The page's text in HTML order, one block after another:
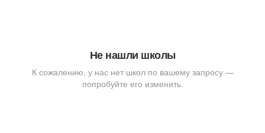
Не нашли школы
К сожалению, у нас нет школ по вашему запросу —
попробуйте его изменить.